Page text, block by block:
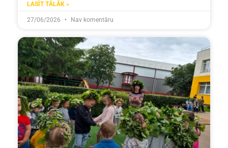
LASĪT TĀLĀK »
27/06/2026 Nav komentāru